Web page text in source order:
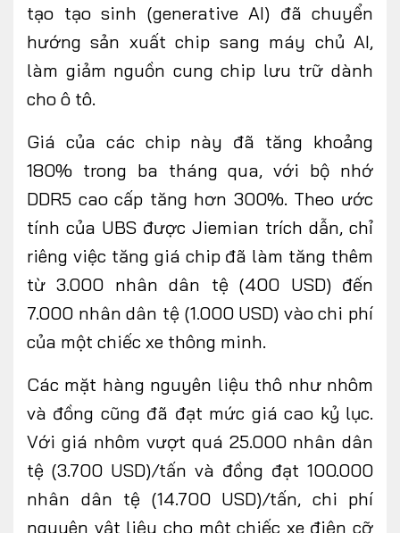
tạo tạo sinh (generative AI) đã chuyển
hướng sản xuất chip sang máy chủ AI,
làm giảm nguồn cung chip lưu trữ dành
cho ô tô.
Giá của các chip này đã tăng khoảng
180% trong ba tháng qua, với bộ nhớ
DDR5 cao cấp tăng hơn 300%. Theo ước
tính của UBS được Jiemian trích dẫn, chỉ
riêng việc tăng giá chip đã làm tăng thêm
từ 3.000 nhân dân tệ (400 USD) đến
7.000 nhân dân tệ (1.000 USD) vào chi phí
của một chiếc xe thông minh.
Các mặt hàng nguyên liệu thô như nhôm
và đồng cũng đã đạt mức giá cao kỷ lục.
Với giá nhôm vượt quá 25.000 nhân dân
tệ (3.700 USD)/tấn và đồng đạt 100.000
nhân dân tệ (14.700 USD)/tấn, chi phí
nguyên vật liệu cho một chiếc xe điện cỡ